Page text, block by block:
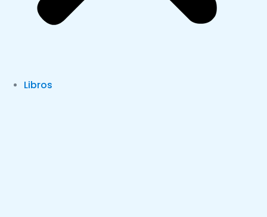
Libros